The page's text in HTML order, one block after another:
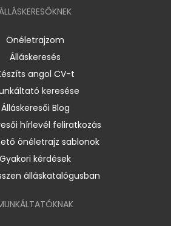
Önéletrajzom
Álláskeresés
angol CV-t
keresése
Álláskeresői Blog
hírlevél feliratkozás
önéletrajz sablonok
Gyakori kérdések
álláskatalógusban